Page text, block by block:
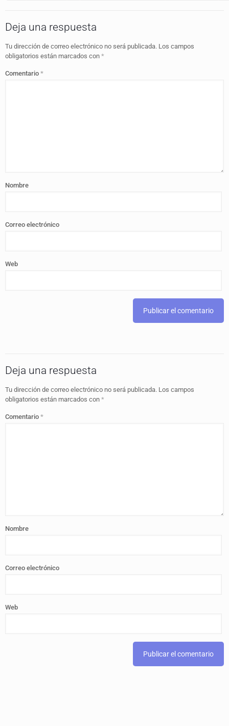
Deja una respuesta
Tu dirección de correo electrónico no será publicada. Los campos
obligatorios están marcados con *
Comentario *
Nombre
Correo electrónico
Web
Deja una respuesta
Tu dirección de correo electrónico no será publicada. Los campos
obligatorios están marcados con *
Comentario *
Nombre
Correo electrónico
Web